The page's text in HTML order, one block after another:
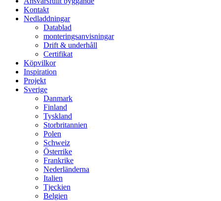
Kontakt
Nedladdningar
Datablad
monteringsanvisningar
Drift & underhåll
Certifikat
Köpvilkor
Inspiration
Projekt
Sverige
Danmark
Finland
Tyskland
Storbritannien
Polen
Schweiz
Österrike
Frankrike
Nederländerna
Italien
Tjeckien
Belgien